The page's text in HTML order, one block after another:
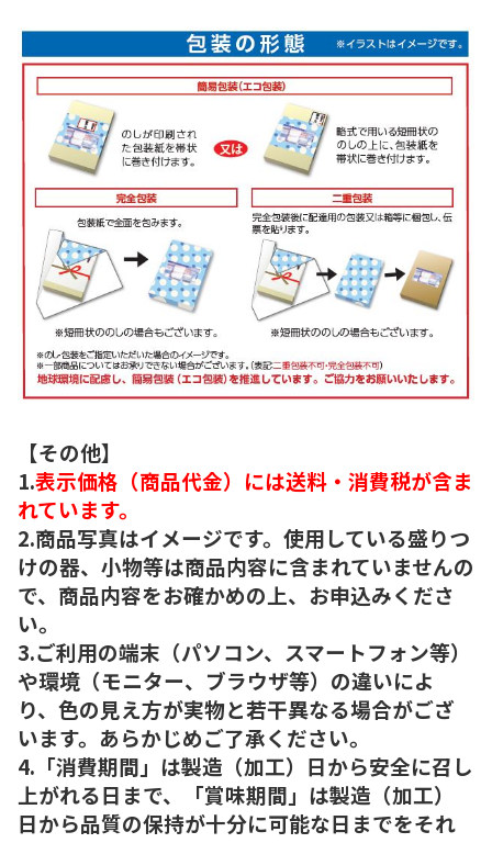
【その他】
1.表示価格（商品代金）には送料・消費税が含ま
れています。
2.商品写真はイメージです。使用している盛りつ
けの器、小物等は商品内容に含まれていませんの
で、商品内容をお確かめの上、お申込みくださ
い。
3.ご利用の端末（パソコン、スマートフォン等）
や環境（モニター、ブラウザ等）の違いによ
り、色の見え方が実物と若干異なる場合がござ
います。あらかじめご了承ください。
4.「消費期間」は製造（加工）日から安全に召し
上がれる日まで、「賞味期間」は製造（加工）
日から品質の保持が十分に可能な日までをそれ